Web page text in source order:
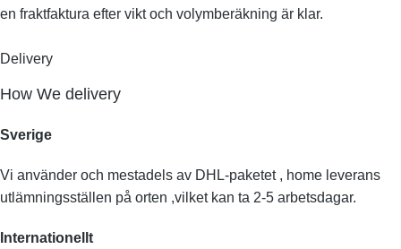
en fraktfaktura efter vikt och volymberäkning är klar.
Delivery
How We delivery
Sverige
Vi använder och mestadels av DHL-paketet , home leverans
utlämningsställen på orten ,vilket kan ta 2-5 arbetsdagar.
Internationellt